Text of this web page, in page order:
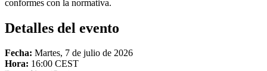
conformes con la normativa.
Detalles del evento
Fecha: Martes, 7 de julio de 2026
Hora: 16:00 CEST